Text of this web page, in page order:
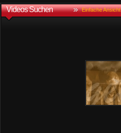
Videos Suchen Einfache Ansicht